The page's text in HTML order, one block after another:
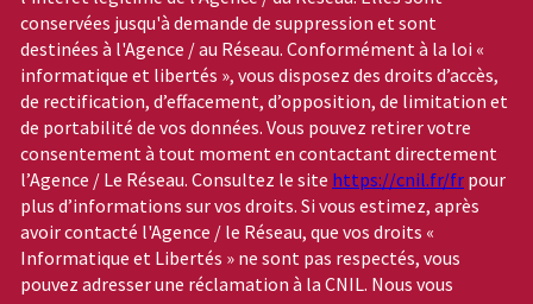
conservées jusqu'à demande de suppression et sont
destinées à l'Agence / au Réseau. Conformément à la loi «
informatique et libertés », vous disposez des droits d’accès,
de rectification, d’effacement, d’opposition, de limitation et
de portabilité de vos données. Vous pouvez retirer votre
consentement à tout moment en contactant directement
l’Agence / Le Réseau. Consultez le site https://cnil.fr/fr pour
plus d’informations sur vos droits. Si vous estimez, après
avoir contacté l'Agence / le Réseau, que vos droits «
Informatique et Libertés » ne sont pas respectés, vous
pouvez adresser une réclamation à la CNIL. Nous vous